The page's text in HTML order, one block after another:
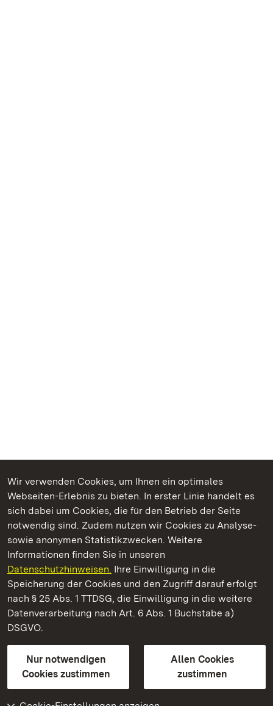
Wir verwenden Cookies, um Ihnen ein optimales
Webseiten-Erlebnis zu bieten. In erster Linie handelt es
sich dabei um Cookies, die für den Betrieb der Seite
notwendig sind. Zudem nutzen wir Cookies zu Analyse-
sowie anonymen Statistikzwecken. Weitere
Informationen finden Sie in unseren
Datenschutzhinweisen. Ihre Einwilligung in die
Speicherung der Cookies und den Zugriff darauf erfolgt
nach § 25 Abs. 1 TTDSG, die Einwilligung in die weitere
Datenverarbeitung nach Art. 6 Abs. 1 Buchstabe a)
DSGVO.
Nur notwendigen
Cookies zustimmen
Allen Cookies
zustimmen
Kommen. Staunen. Genießen.
Staatliche Schlösser und Gärten Baden‑Württemberg
Staatliche Schlösser und Gärten Baden-Württemberg
Kontakt
GebärdenspracheLeichte Sprache
Erklärung zur Barrierefreiheit
BITV-konform (geprüfte Seiten)